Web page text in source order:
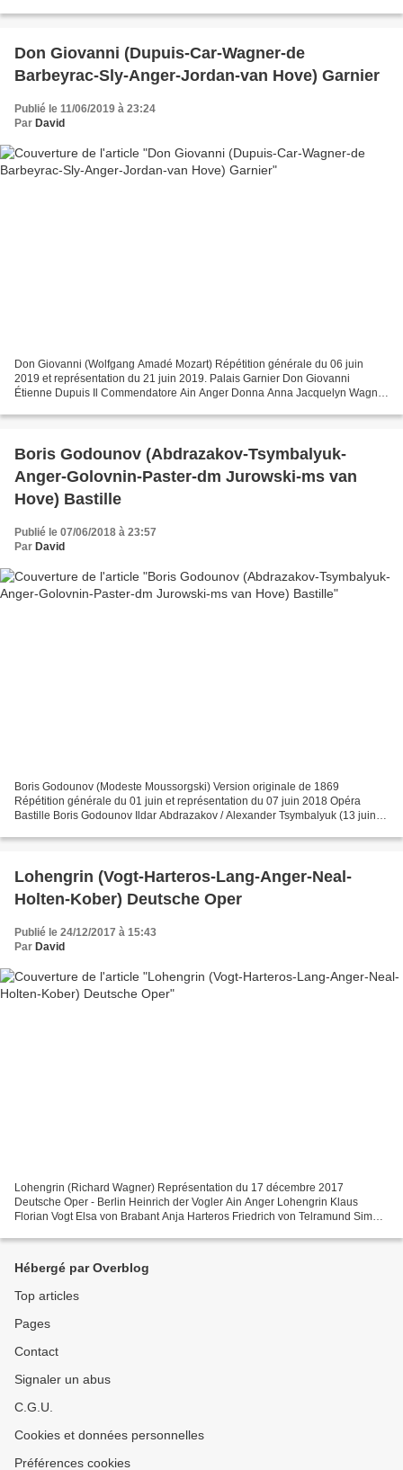
Don Giovanni (Dupuis-Car-Wagner-de
Barbeyrac-Sly-Anger-Jordan-van Hove) Garnier
Publié le 11/06/2019 à 23:24
Par David
Don Giovanni (Wolfgang Amadé Mozart) Répétition générale du 06 juin
2019 et représentation du 21 juin 2019. Palais Garnier Don Giovanni
Étienne Dupuis Il Commendatore Ain Anger Donna Anna Jacquelyn Wagner
Boris Godounov (Abdrazakov-Tsymbalyuk-
Anger-Golovnin-Paster-dm Jurowski-ms van
Hove) Bastille
Publié le 07/06/2018 à 23:57
Par David
Boris Godounov (Modeste Moussorgski) Version originale de 1869
Répétition générale du 01 juin et représentation du 07 juin 2018 Opéra
Bastille Boris Godounov Ildar Abdrazakov / Alexander Tsymbalyuk (13 juin -
Lohengrin (Vogt-Harteros-Lang-Anger-Neal-
Holten-Kober) Deutsche Oper
Publié le 24/12/2017 à 15:43
Par David
Lohengrin (Richard Wagner) Représentation du 17 décembre 2017
Deutsche Oper - Berlin Heinrich der Vogler Ain Anger Lohengrin Klaus
Florian Vogt Elsa von Brabant Anja Harteros Friedrich von Telramund Simon
Hébergé par Overblog
Top articles
Pages
Contact
Signaler un abus
C.G.U.
Cookies et données personnelles
Préférences cookies